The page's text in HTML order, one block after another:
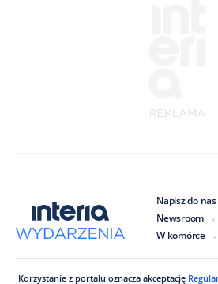
Napisz do nas
Newsroom
W komórce
Korzystanie z portalu oznacza akceptację